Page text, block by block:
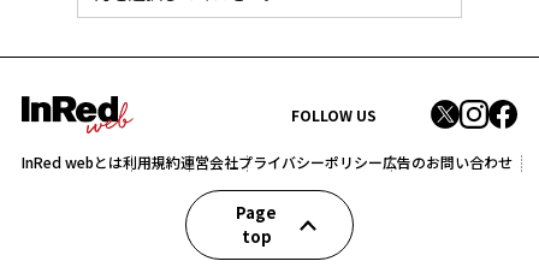
FOLLOW US
InRed webとは利用規約運営会社プライバシーポリシー広告のお問い合わせ
Page
top